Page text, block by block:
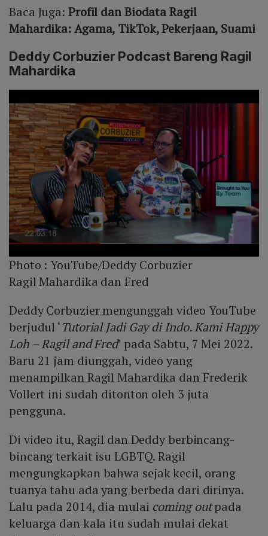
Baca Juga: Profil dan Biodata Ragil
Mahardika: Agama, TikTok, Pekerjaan, Suami
Deddy Corbuzier Podcast Bareng Ragil
Mahardika
Photo :YouTube/Deddy Corbuzier
Ragil Mahardika dan Fred
Deddy Corbuzier mengunggah video YouTube
berjudul ‘Tutorial Jadi Gay di Indo. Kami Happy
Loh – Ragil and Fred’ pada Sabtu, 7 Mei 2022.
Baru 21 jam diunggah, video yang
menampilkan Ragil Mahardika dan Frederik
Vollert ini sudah ditonton oleh 3 juta
pengguna.
Di video itu, Ragil dan Deddy berbincang-
bincang terkait isu LGBTQ. Ragil
mengungkapkan bahwa sejak kecil, orang
tuanya tahu ada yang berbeda dari dirinya.
Lalu pada 2014, dia mulai coming outpada
keluarga dan kala itu sudah mulai dekat